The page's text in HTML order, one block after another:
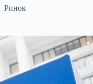
Ринок